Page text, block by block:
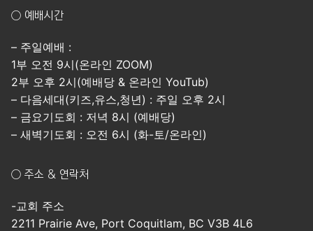
○ 예배시간
– 주일예배 :
1부 오전 9시(온라인 ZOOM)
2부 오후 2시(예배당 & 온라인 YouTub)
– 다음세대(키즈,유스,청년) : 주일 오후 2시
– 금요기도회 : 저녁 8시 (예배당)
– 새벽기도회 : 오전 6시 (화-토/온라인)
○ 주소 & 연락처
-교회 주소
2211 Prairie Ave, Port Coquitlam, BC V3B 4L6